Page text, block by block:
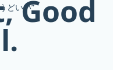
どいい”
Good